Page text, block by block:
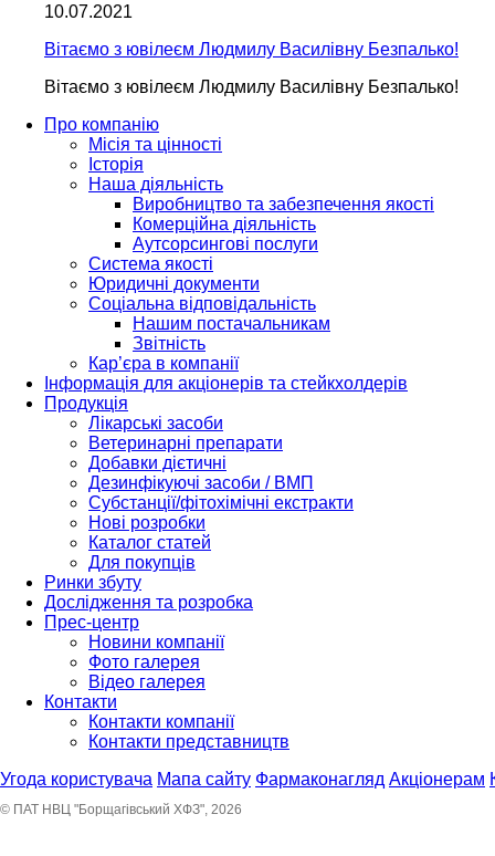
10.07.2021
Вітаємо з ювілеєм Людмилу Василівну Безпалько!
Вітаємо з ювілеєм Людмилу Василівну Безпалько!
Про компанію
Місія та цінності
Історія
Наша діяльність
Виробництво та забезпечення якості
Комерційна діяльність
Аутсорсингові послуги
Система якості
Юридичні документи
Соціальна відповідальність
Нашим постачальникам
Звітність
Кар’єра в компанії
Інформація для акціонерів та стейкхолдерів
Продукція
Лікарські засоби
Ветеринарні препарати
Добавки дієтичні
Дезинфікуючі засоби / ВМП
Субстанції/фітохімічні екстракти
Нові розробки
Каталог статей
Для покупців
Ринки збуту
Дослідження та розробка
Прес-центр
Новини компанії
Фото галерея
Відео галерея
Контакти
Контакти компанії
Контакти представництв
Угода користувача Мапа сайту Фармаконагляд Акціонерам
© ПАТ НВЦ "Борщагівський ХФЗ", 2026